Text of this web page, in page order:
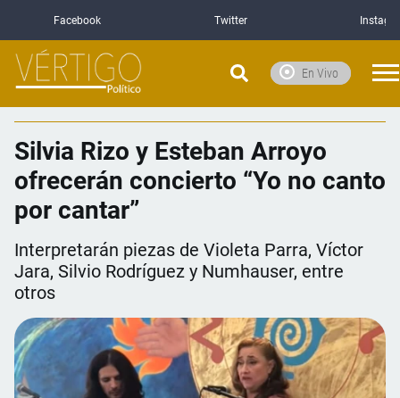
Facebook Twitter
En Vivo
Silvia Rizo y Esteban Arroyo
ofrecerán concierto “Yo no canto
por cantar”
Interpretarán piezas de Violeta Parra, Víctor
Jara, Silvio Rodríguez y Numhauser, entre
otros